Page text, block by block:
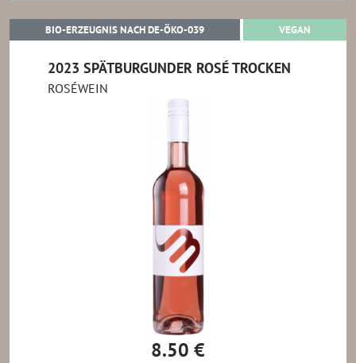
BIO-ERZEUGNIS NACH DE-ÖKO-039BIO-ERZEUGNIS NACH DE-ÖKO-
VEGAN
2023 SPÄTBURGUNDER ROSÉ TROCKEN
ROSÉWEIN
8.50 €